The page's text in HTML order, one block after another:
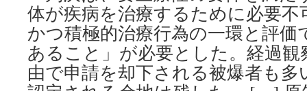
体が疾病を治療するために必要
かつ積極的治療行為の一環と評価
あること」が必要とした。経過
由で申請を却下される被爆者も